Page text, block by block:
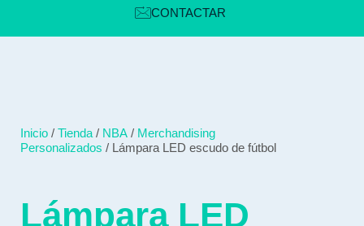
CONTACTAR
Inicio / Tienda / NBA / Merchandising
Personalizados / Lámpara LED escudo de fútbol
Lámpara LED